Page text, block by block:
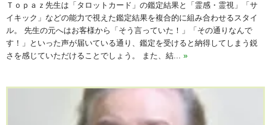
Ｔｏｐａｚ先生は「タロットカード」の鑑定結果と「霊感・霊視」「サ
イキック」などの能力で視えた鑑定結果を複合的に組み合わせるスタイ
ル。 先生の元へはお客様から「そう言っていた！」「その通りなんで
す！」といった声が届いている通り、鑑定を受けると納得してしまう鋭
さを感じていただけることでしょう。 また、結... »